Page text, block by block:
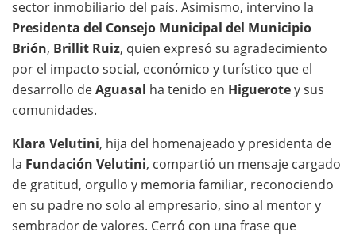
sector inmobiliario del país. Asimismo, intervino la
Presidenta del Consejo Municipal del Municipio
Brión, Brillit Ruiz, quien expresó su agradecimiento
por el impacto social, económico y turístico que el
desarrollo deAguasal ha tenido en Higuerotey sus
comunidades.
Klara Velutini, hija del homenajeado y presidenta de
la Fundación Velutini, compartió un mensaje cargado
de gratitud, orgullo y memoria familiar, reconociendo
en su padre no solo al empresario, sino al mentor y
sembrador de valores. Cerró con una frase que